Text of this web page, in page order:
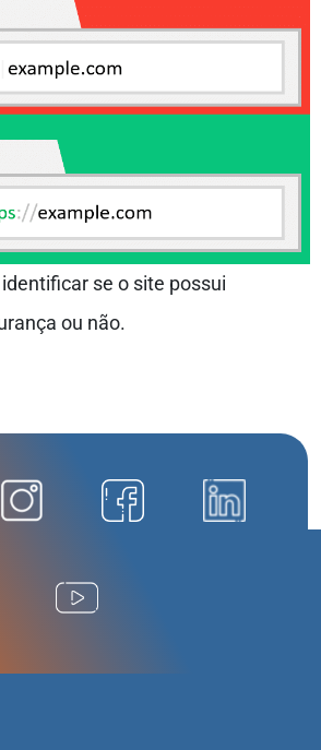
se o site possui
ou não.